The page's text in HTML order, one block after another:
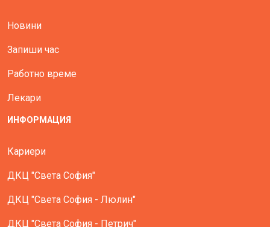
Новини
Запиши час
Работно време
Лекари
ИНФОРМАЦИЯ
Кариери
ДКЦ "Света София"
ДКЦ "Света София - Люлин"
ДКЦ "Света София - Петрич"